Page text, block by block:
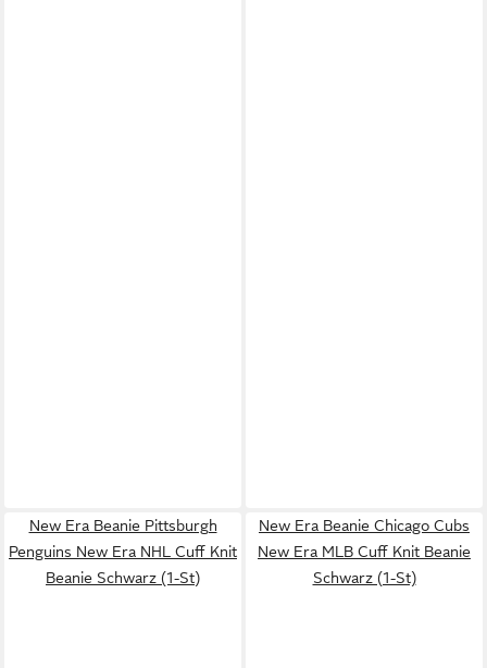
New Era Beanie Pittsburgh
Penguins New Era NHL Cuff Knit
Beanie Schwarz (1-St)
New Era Beanie Chicago Cubs
New Era MLB Cuff Knit Beanie
Schwarz (1-St)